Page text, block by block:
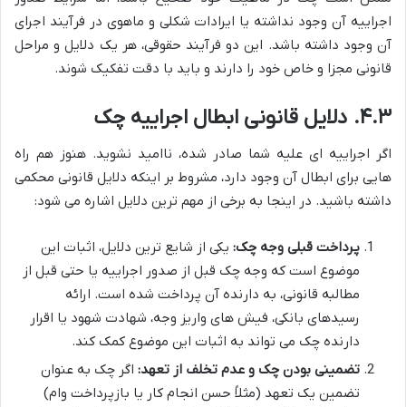
اجراییه آن وجود نداشته یا ایرادات شکلی و ماهوی در فرآیند اجرای
آن وجود داشته باشد. این دو فرآیند حقوقی، هر یک دلایل و مراحل
قانونی مجزا و خاص خود را دارند و باید با دقت تفکیک شوند.
۴.۳. دلایل قانونی ابطال اجراییه چک
اگر اجراییه ای علیه شما صادر شده، ناامید نشوید. هنوز هم راه
هایی برای ابطال آن وجود دارد، مشروط بر اینکه دلایل قانونی محکمی
داشته باشید. در اینجا به برخی از مهم ترین دلایل اشاره می شود:
پرداخت قبلی وجه چک: یکی از شایع ترین دلایل، اثبات این
موضوع است که وجه چک قبل از صدور اجراییه یا حتی قبل از
مطالبه قانونی، به دارنده آن پرداخت شده است. ارائه
رسیدهای بانکی، فیش های واریز وجه، شهادت شهود یا اقرار
دارنده چک می تواند به اثبات این موضوع کمک کند.
تضمینی بودن چک و عدم تخلف از تعهد: اگر چک به عنوان
تضمین یک تعهد (مثلاً حسن انجام کار یا بازپرداخت وام)